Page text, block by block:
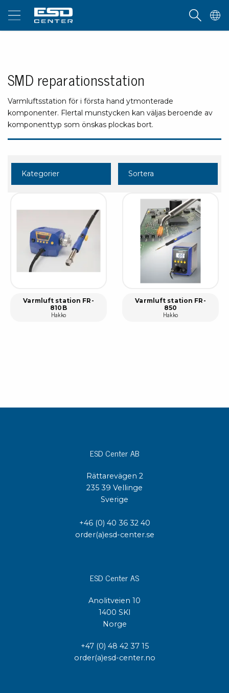
SMD reparationsstation
Varmluftsstation för i första hand ytmonterade
komponenter. Flertal munstycken kan väljas beroende av
komponenttyp som önskas plockas bort.
Kategorier Sortera
Varmluft station FR-
810B
Hakko
Varmluft station FR-
850
Hakko
ESD Center AB
Rättarevägen 2
235 39 Vellinge
Sverige
+46 (0) 40 36 32 40
order(a)esd-center.se
ESD Center AS
Anolitveien 10
1400 SKI
Norge
+47 (0) 48 42 37 15
order(a)esd-center.no